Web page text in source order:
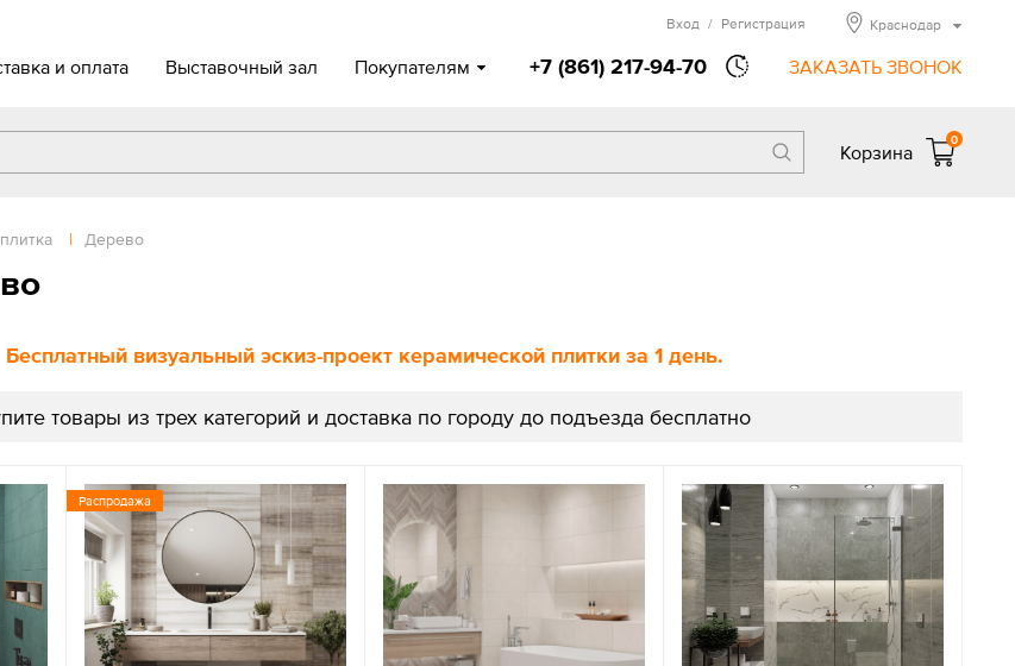
и оплата Выставочный зал Покупателям +7 (861) 217-94-70 ЗАКАЗАТЬ ЗВОНОК
Вход / Регистрация Краснодар
Корзина
0
| Дерево
Бесплатный визуальный эскиз-проект керамической плитки за 1 день.
товары из трех категорий и доставка по городу до подъезда бесплатно
Распродажа